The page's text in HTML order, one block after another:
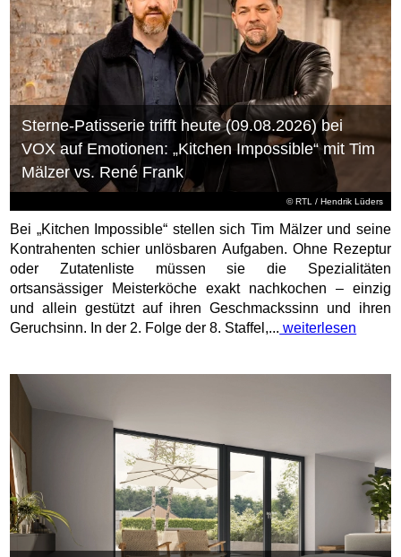
©RTL / Hendrik Lüders
Sterne-Patisserie trifft heute (09.08.2026) bei
VOX auf Emotionen: „Kitchen Impossible“ mit Tim
Mälzer vs. René Frank
Bei „Kitchen Impossible“ stellen sich Tim Mälzer und seine
Kontrahenten schier unlösbaren Aufgaben. Ohne Rezeptur
oder Zutatenliste müssen sie die Spezialitäten
ortsansässiger Meisterköche exakt nachkochen – einzig
und allein gestützt auf ihren Geschmackssinn und ihren
Geruchsinn. In der 2. Folge der 8. Staffel,... weiterlesen